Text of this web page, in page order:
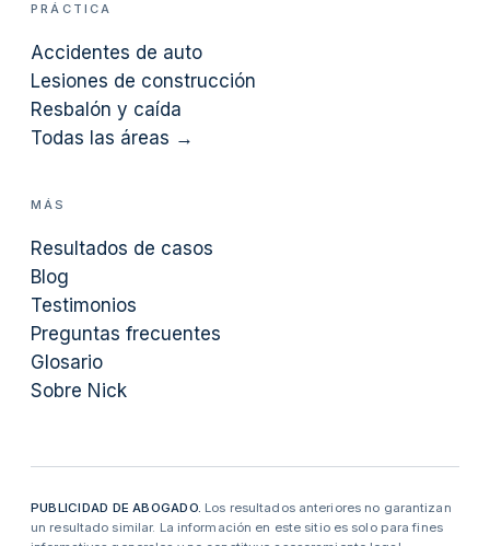
PRÁCTICA
Accidentes de auto
Lesiones de construcción
Resbalón y caída
Todas las áreas →
MÁS
Resultados de casos
Blog
Testimonios
Preguntas frecuentes
Glosario
Sobre Nick
PUBLICIDAD DE ABOGADO. Los resultados anteriores no garantizan
un resultado similar. La información en este sitio es solo para fines